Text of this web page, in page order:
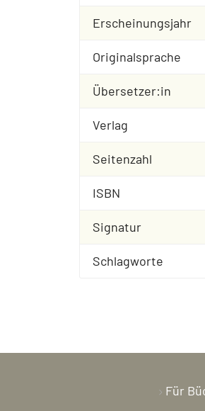
Erscheinungsjahr
Originalsprache
Übersetzer:in
Verlag
Seitenzahl
ISBN
Signatur
Schlagworte
Für